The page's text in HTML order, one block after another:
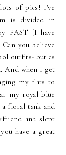
of pics! I've
is divided in
FAST (I have
you believe
outfits- but as
And when I get
my flats to
my royal blue
floral tank and
and slept
have a great